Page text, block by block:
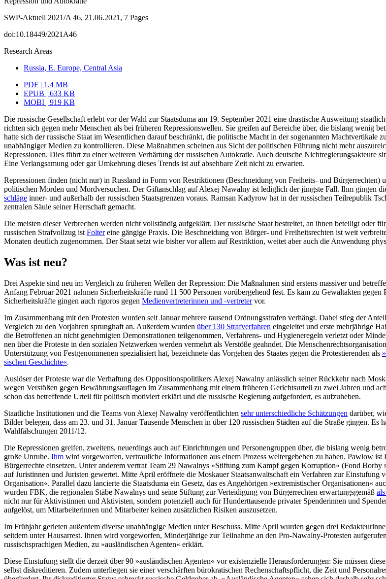
SWP-Aktuell 2021/A 46, 21.06.2021, 7 Pages
doi:10.18449/2021A46
Research Areas
Russia, E. Europe, Central Asia
PDF | 1.4 MB
EPUB | 633 KB
MOBI | 919 KB
Die russische Gesellschaft erlebt vor der Wahl zur Staatsduma am 19. September 2021 eine drastische Ausweitung
richten sich gegen mehr Menschen als bei frü­heren Repressionswellen. Sie greifen auf Bereiche über, die bislang wenig
hatte sich der russische Staat im Wesentlichen darauf beschränkt, die politische Macht in der sogenannten
unabhängiger Medien zu kontrollieren. Diese Maßnahmen scheinen aus Sicht der politischen Führung nicht mehr
Repressionen. Dies führt zu einer weiteren Verhärtung der russischen Autokratie. Auch deutsche Nichtregierungsakteure
Eine Verlangsamung oder gar Umkehrung dieses Trends ist auf abseh­bare Zeit nicht zu erwarten.
Repressionen finden (nicht nur) in Russland in Form von Restriktionen (Beschneidung von Freiheits- und Bürgerrechten)
poli­tischen Morden und Mordversuchen. Der Giftanschlag auf Alexej Nawalny ist ledig­lich der jüngste Fall. Ihm gingen
schläge inner- und außerhalb der russischen Staatsgrenzen voraus. Ramsan Kadyrow hat in der russischen Teilrepublik
zentralen Säule seiner Herrschaft gemacht.
Die meisten dieser Verbrechen werden nicht vollständig aufgeklärt. Der russische Staat bestreitet, an ihnen beteiligt oder
russischen Strafvollzug ist Foltereine gän­gige Praxis. Die Beschneidung von Bürger- und Freiheitsrechten ist weit
Monaten deutlich zugenommen. Der Staat setzt wie bisher vor allem auf Restriktion, weitet aber auch die Anwendung
Was ist neu?
Drei Aspekte sind neu im Vergleich zu frü­heren Wellen der Repression: Die Maßnah­men sind erstens massiver und
Anfang Februar 2021 nahmen Sicherheits­kräfte rund 11 500 Personen vorübergehend fest. Es kam zu Gewaltakten
Sicherheitskräfte gingen auch rigoros gegen Medienvertreterinnen und ‑vertretervor.
Im Zusammenhang mit den Protesten wurden seit Januar mehrere tausend Ord­nungsstrafen verhängt. Dabei stieg der
Vergleich zu den Vorjahren sprunghaft an. Außerdem wurden über 130 Straf­verfahren eingeleitet und erste mehrjährige
die Betroffenen an nicht genehmigten Demon­strationen teilgenommen, Verfahrens- und Hygieneregeln verletzt oder
nen über die Proteste in den sozialen Netz­werken werden vermehrt als Verstöße ge­ahn­det. Die
Unterstützung von Festgenommenen spe­zialisiert hat, bezeichnete das Vorgehen des Staates gegen die Protestierenden als
sischen Geschichte«.
Auslöser der Proteste war die Verhaftung des Oppositionspolitikers Alexej Nawalny anlässlich seiner Rückkehr nach
wegen Verstößen gegen Bewährungsaufla­gen im Zusammenhang mit einem früheren Gerichtsurteil zu zwei Jahren und
schon das betreffende Urteil für politisch moti­viert erklärt und die russische Regie­rung aufgefordert, es aufzuheben.
Staatliche Institutionen und die Teams von Alexej Nawalny veröffentlichten sehr unterschiedliche Schätzungen darüber,
Bilder belegen, dass am 23. und 31. Januar Tau­sende Menschen in über 120 russischen Städten auf die Straße gingen.
Wahl­fälschun­gen 2011/12.
Die Repressionen greifen, zweitens, neuer­dings auch auf Einrichtungen und Per­sonengruppen über, die bislang wenig
große Unruhe. Ihm wird vorgeworfen, vertrauliche Informationen aus einem Prozess weitergebeben zu haben. Pawlow ist
Bürgerrechte einsetzen. Unter anderem vertrat Team 29 Nawalnys »Stiftung zum Kampf gegen Korruption« (Fond
auf Juristinnen und Juristen gewertet. Mitte April eröffnete die Moskauer Staatsanwaltschaft ein Verfahren zur
Organisation«. Parallel dazu lancierte die Staatsduma ein Gesetz, das es Angehörigen »extremistischer Organisationen«
wurden FBK, die regio­nalen Stäbe Nawalnys und seine Stiftung zur Verteidigung von Bürgerrechten erwar­tungsgemäß
nicht nur für Aktivistin­nen und Aktivisten, sondern potenziell auch für Hunderttausende privater Spen­derinnen und
aufgelöst, um Mitarbeiterinnen und Mitarbeiter keinen zusätzlichen Risiken auszusetzen.
Im Frühjahr gerieten außerdem diverse unabhängige Medien unter Beschuss. Mitte April wurden gegen drei
seitdem unter Hausarrest. Ihnen wird vor­geworfen, Minderjährige zur Teilnahme an den Pro-Nawalny-Protesten
russischsprachigen Medien, zu »aus­ländischen Agenten« erklärt.
Diese Einstufung stellt die derzeit über 90 »ausländischen Agenten« vor existenzielle Herausforderungen: Sie müssen
selbst diskreditieren. Zudem unterliegen sie einer verschärften bürokratischen Rechenschafts­pflicht, die Zeit und